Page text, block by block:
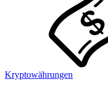
Kryptowährungen